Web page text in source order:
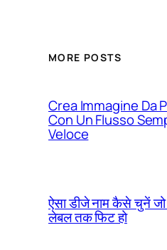
MORE POSTS
Crea Immagine Da
Con Un Flusso
Veloce
ऐसा डीजे नाम कैसे चुनें जो
लेबल तक फिट हो